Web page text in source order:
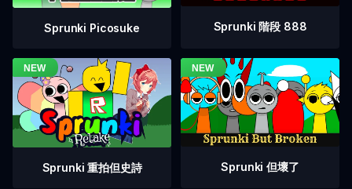
Sprunki Picosuke Sprunki 階段 888
Sprunki 重拍但史詩 Sprunki 但壞了